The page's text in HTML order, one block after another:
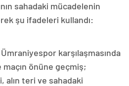
sahadaki mücadelenin
şu ifadeleri kullandı:
Ümraniyespor karşılaşmasında
maçın önüne geçmiş;
alın teri ve sahadaki